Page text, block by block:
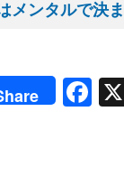
メンタルで決